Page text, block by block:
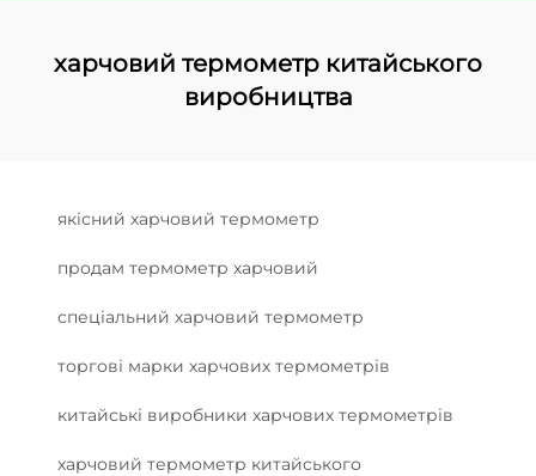
харчовий термометр китайського
виробництва
якісний харчовий термометр
продам термометр харчовий
спеціальний харчовий термометр
торгові марки харчових термометрів
китайські виробники харчових термометрів
харчовий термометр китайського